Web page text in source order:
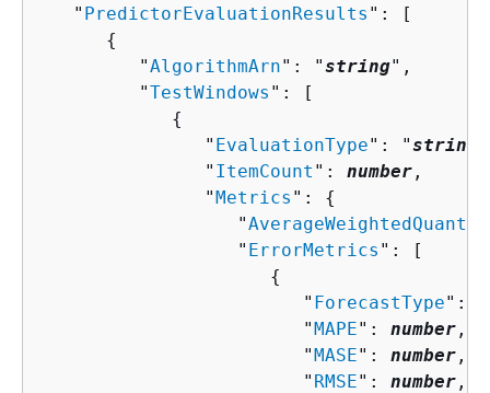
   "
PredictorEvaluationResults ": [
{
         "
AlgorithmArn": "string",
         "
TestWindows ": [
{
               "
EvaluationType": "string
               "
ItemCount ": number ,
               "
Metrics ": {
                  "
                  "
ErrorMetrics ": [
{
                        "
ForecastType": "
                        "
MAPE": number ,
                        "
MASE": number ,
                        "
RMSE": number ,